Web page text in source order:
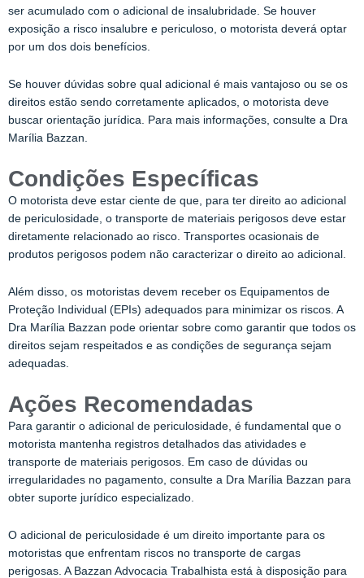
ser acumulado com o adicional de insalubridade. Se houver
exposição a risco insalubre e periculoso, o motorista deverá optar
por um dos dois benefícios.
Se houver dúvidas sobre qual adicional é mais vantajoso ou se os
direitos estão sendo corretamente aplicados, o motorista deve
buscar orientação jurídica. Para mais informações, consulte a Dra
Marília Bazzan
Condições Específicas
O motorista deve estar ciente de que, para ter direito ao adicional
de periculosidade, o transporte de materiais perigosos deve estar
diretamente relacionado ao risco. Transportes ocasionais de
produtos perigosos podem não caracterizar o direito ao adicional.
Além disso, os motoristas devem receber os Equipamentos de
Proteção Individual (EPIs) adequados para minimizar os riscos. A
Dra Marília Bazzan pode orientar sobre como garantir que todos os
direitos sejam respeitados e as condições de segurança sejam
adequadas.
Ações Recomendadas
Para garantir o adicional de periculosidade, é fundamental que o
motorista mantenha registros detalhados das atividades e
transporte de materiais perigosos. Em caso de dúvidas ou
irregularidades no pagamento, consulte a Dra Marília Bazzan para
obter suporte jurídico especializado.
O adicional de periculosidade é um direito importante para os
motoristas que enfrentam riscos no transporte de cargas
perigosas. A Bazzan Advocacia Trabalhista está à disposição para